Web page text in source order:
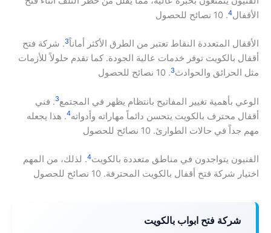
الأقفال4. 10 نصائح للحصول
الأقفال المتعددة النقاط تعتبر من الطرق الأكثر أماناً3. شركة فتح
أقفال بالكويت توفر خدمات عالية الجودة. كما تقدم حلولاً للأزمات
مثل الحرائق والحوادث3. 10 نصائح للحصول
الوعي بأهمية تغيير المفاتيح بانتظام يظهر في المجتمع3. فني
أقفال محترف بالكويت يتحسن دائماً مهاراته وأدواته4. هذا يجعله
مهم جداً في حالات الطوارئ. 10 نصائح للحصول
الفنيون يتواجدون في مناطق متعددة بالكويت4. لذلك، من المهم
اختيار شركة فتح أقفال بالكويت المحترفة. 10 نصائح للحصول
شركة فتح ابواب بالكويت